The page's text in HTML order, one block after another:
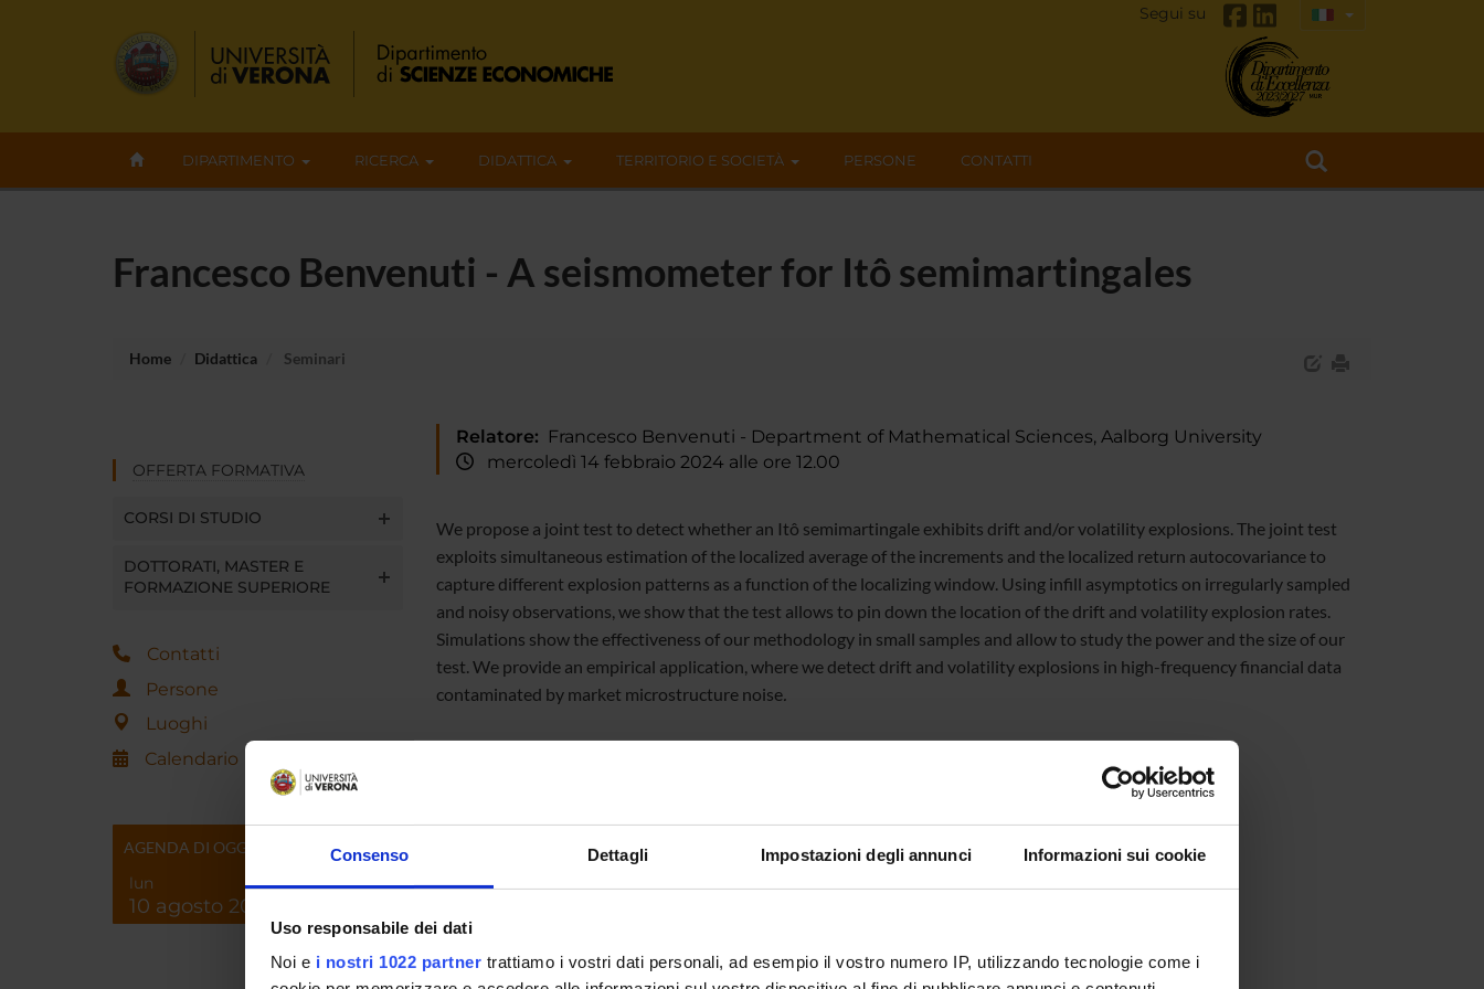
Consenso Dettagli Impostazioni degli annunci Informazioni sui cookie
Uso responsabile dei dati
Noi e i nostri 1022 partner trattiamo i vostri dati personali, ad esempio il vostro numero IP, utilizzando tecnologie come i
Segui su
DIPARTIMENTO RICERCA DIDATTICA TERRITORIO E SOCIETÀ PERSONE CONTATTI
Francesco Benvenuti - A seismometer for Itô semimartingales
Home Didattica Seminari
OFFERTA FORMATIVA
CORSI DI STUDIO
DOTTORATI, MASTER E
FORMAZIONE SUPERIORE
Contatti
Persone
Luoghi
Calendario
AGENDA DI OGGI
lun
10 agosto 2026
Relatore: Francesco Benvenuti - Department of Mathematical Sciences, Aalborg University
mercoledì 14 febbraio 2024 alle ore 12.00
We propose a joint test to detect whether an Itô semimartingale exhibits drift and/or volatility explosions. The joint test
exploits simultaneous estimation of the localized average of the increments and the localized return autocovariance to
capture different explosion patterns as a function of the localizing window. Using infill asymptotics on irregularly sampled
and noisy observations, we show that the test allows to pin down the location of the drift and volatility explosion rates.
Simulations show the effectiveness of our methodology in small samples and allow to study the power and the size of our
test. We provide an empirical application, where we detect drift and volatility explosions in high-frequency financial data
contaminated by market microstructure noise.
Referente Andrea Mazzon